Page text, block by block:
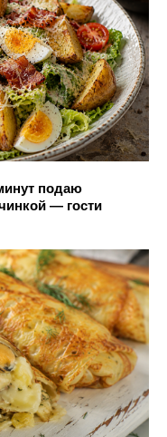
подаю
— гости